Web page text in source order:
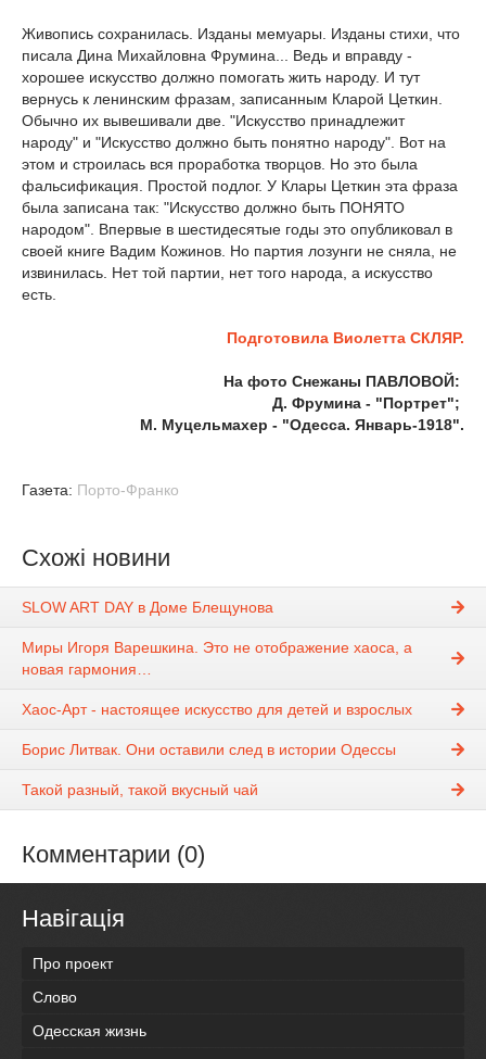
Живопись сохранилась. Изданы мемуары. Изданы стихи, что
писала Дина Михайловна Фрумина... Ведь и вправду -
хорошее искусство должно помогать жить народу. И тут
вернусь к ленинским фразам, записанным Кларой Цеткин.
Обычно их вывешивали две. "Искусство принадлежит
народу" и "Искусство должно быть понятно народу". Вот на
этом и строилась вся проработка творцов. Но это была
фальсификация. Простой подлог. У Клары Цеткин эта фраза
была записана так: "Искусство должно быть ПОНЯТО
народом". Впервые в шестидесятые годы это опубликовал в
своей книге Вадим Кожинов. Но партия лозунги не сняла, не
извинилась. Нет той партии, нет того народа, а искусство
есть.
Подготовила Виолетта СКЛЯР.
На фото Снежаны ПАВЛОВОЙ:
Д. Фрумина - "Портрет";
М. Муцельмахер - "Одесса. Январь-1918".
Газета: Порто-Франко
Схожі новини
SLOW ART DAY в Доме Блещунова
Миры Игоря Варешкина. Это не отображение хаоса, а
новая гармония…
Хаос-Арт - настоящее искусство для детей и взрослых
Борис Литвак. Они оставили след в истории Одессы
Такой разный, такой вкусный чай
Комментарии (0)
Навігація
Про проект
Слово
Одесская жизнь